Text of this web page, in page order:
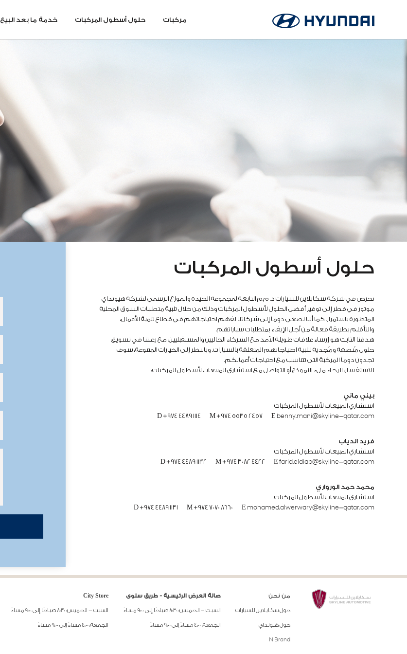
مركبات حلول أسطول المركبات خدمة ما بعد البيع
حلول أسطول المركبات
نحرص في شركة سكايلاين للسيارات ذ. م.م التابعة لمجموعة الجيده والموزع الرسمي لشركة هيونداي
موتور في قطر إلى توفير أفضل الحلول لأسطول المركبات وذلك من خلال تلبية متطلبات السوق المحلية
المتطورة باستمرار. كما أننا نصغي دوماً إلى شركائنا لفهم احتياجاتهم في قطاع تنمية الأعمال،
والتأقلم بطريقة فعالة من أجل الإيفاء بمتطلبات سياراتهم.
هدفنا الثابت هو إرساء علاقات طويلة الأمد مع الشركاء الحاليين والمستقبليين، مع رغبتنا في تسويق
حلول مُنصفة ومُجدية لتلبية احتياجاتهم المتعلقة بالسيارات. وبالنظر إلى الخيارات المتنوعة، سوف
تجدون دوماً المركبة التي تتناسب مع احتياجات أعمالكم.
للاستفسار، الرجاء ملء النموذج أو التواصل مع استشاري المبيعات لأسطول المركبات:
بيني ماني
استشاري المبيعات لأسطول المركبات
D +974 4489 1114 M +974 5535 2457 E benny.mani@skyline-qatar.com
فريد الدياب
استشاري المبيعات لأسطول المركبات
D +974 4489 1132 M +974 3082 4422 E farid.eldiab@skyline-qatar.com
محمد حمد الورواري
استشاري المبيعات لأسطول المركبات
D +974 4489 1131 M +974 7070 8660 E mohamed.alwerwary@skyline-qatar.com
من نحن
حول سكايلاين للسيارات
حول هيونداي
N Brand
صالة العرض الرئيسية - طريق سلوى
السبت - الخميس: 8:30 صباحًا إلى 9:00 مساءً
الجمعة: 4:00 مساءً إلى 9:00 مساءً
City Store
السبت - الخميس: 8:30 صباحًا إلى 9:00 مساءً
الجمعة: 4:00 مساءً إلى 9:00 مساءً